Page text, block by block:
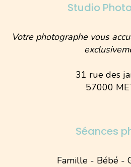
Studio
Votre photographe vous
31 rue des
57000
Séances
Famille - Bébé -